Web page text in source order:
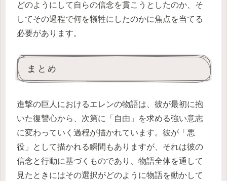
どのようにして自らの信念を貫こうとしたのか、そ
してその過程で何を犠牲にしたのかに焦点を当てる
必要があります。
まとめ
進撃の巨人におけるエレンの物語は、彼が最初に抱
いた復讐心から、次第に「自由」を求める強い意志
に変わっていく過程が描かれています。彼が「悪
役」として描かれる瞬間もありますが、それは彼の
信念と行動に基づくものであり、物語全体を通して
見たときにはその選択がどのように物語を動かして